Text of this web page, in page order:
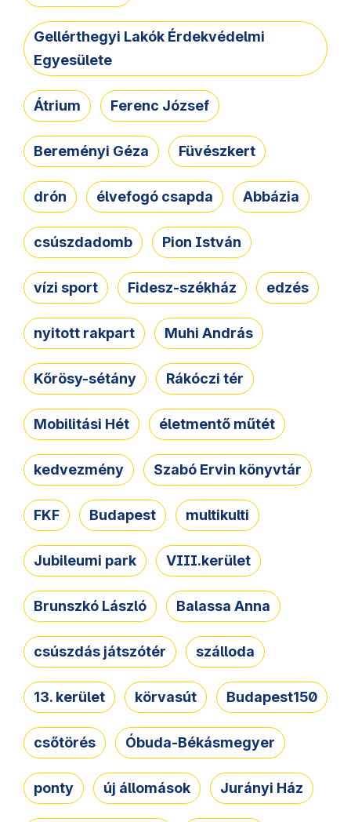
Gellérthegyi Lakók Érdekvédelmi
Egyesülete
Átrium Ferenc József
Bereményi Géza Füvészkert
drón élvefogó csapda Abbázia
csúszdadomb Pion István
vízi sport Fidesz-székház edzés
nyitott rakpart Muhi András
Kőrösy-sétány Rákóczi tér
Mobilitási Hét életmentő műtét
kedvezmény Szabó Ervin könyvtár
FKF Budapest multikulti
Jubileumi park VIII.kerület
Brunszkó László Balassa Anna
csúszdás játszótér szálloda
13. kerület körvasút Budapest150
csőtörés Óbuda-Békásmegyer
ponty új állomások Jurányi Ház